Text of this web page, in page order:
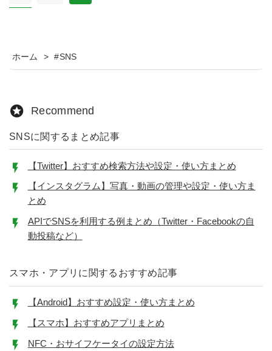
ホーム > #SNS
Recommend
SNSに関するまとめ記事
【Twitter】おすすめ検索方法や設定・使い方まとめ
【インスタグラム】写真・動画の管理や設定・使い方ま
とめ
APIでSNSを利用する例まとめ（Twitter・Facebookの自
動投稿など）
スマホ・アプリに関するおすすめ記事
【Android】おすすめ設定・使い方まとめ
【スマホ】おすすめアプリまとめ
NFC・おサイフケータイの設定方法